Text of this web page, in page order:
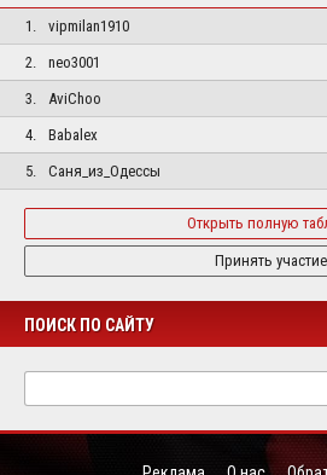
1.
vipmilan1910
2.
neo3001
3.
AviChoo
4.
Babalex
5.
Саня_из_Одессы
Открыть полную
Принять участие
ПОИСК ПО САЙТУ